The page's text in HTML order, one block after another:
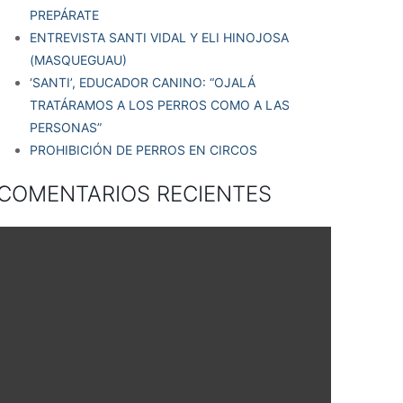
PREPÁRATE
ENTREVISTA SANTI VIDAL Y ELI HINOJOSA
(MASQUEGUAU)
‘SANTI’, EDUCADOR CANINO: “OJALÁ
TRATÁRAMOS A LOS PERROS COMO A LAS
PERSONAS”
PROHIBICIÓN DE PERROS EN CIRCOS
RECIENTES